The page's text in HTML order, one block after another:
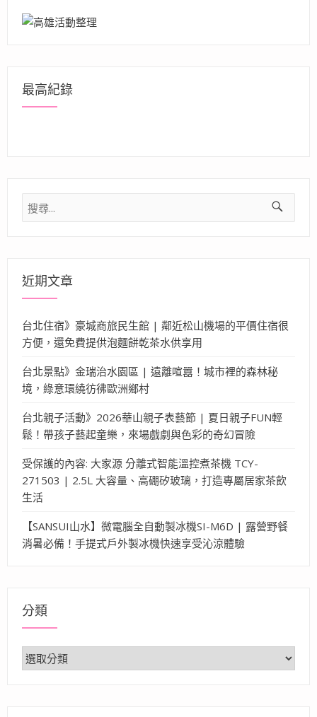
最高紀錄
搜
尋
近期文章
台北住宿》豪城商旅民生館 | 鄰近松山機場的平價住宿很
方便，還免費提供泡麵餅乾茶水供享用
台北景點》金瑞治水園區 | 遠離喧囂！城市裡的森林秘
境，綠意環繞彷彿歐洲鄉村
台北親子活動》2026華山親子表藝節 | 夏日親子FUN輕
鬆！帶孩子藝起童樂，來場戲劇與色彩的奇幻冒險
受保護的內容: 大家源 分離式智能溫控煮茶機 TCY-
271503 | 2.5L 大容量、高硼矽玻璃，打造專屬居家茶飲
生活
【SANSUI山水】微電腦全自動製冰機SI-M6D | 露營野餐
消暑必備！手提式戶外製冰機快速享受沁涼體驗
分類
分
類